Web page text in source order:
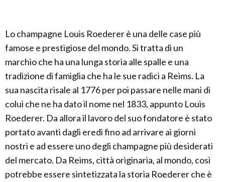
Lo champagne Louis Roederer è una delle case più
famose e prestigiose del mondo. Si tratta di un
marchio che ha una lunga storia alle spalle e una
tradizione di famiglia che ha le sue radici a Reims. La
sua nascita risale al 1776 per poi passare nelle mani di
colui che ne ha dato il nome nel 1833, appunto Louis
Roederer. Da allora il lavoro del suo fondatore è stato
portato avanti dagli eredi fino ad arrivare ai giorni
nostri e ad essere uno degli champagne più desiderati
del mercato. Da Reims, città originaria, al mondo, così
potrebbe essere sintetizzata la storia Roederer che è